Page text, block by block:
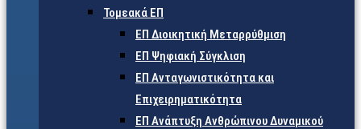
Τομεακά ΕΠ
ΕΠ Διοικητική Μεταρρύθμιση
ΕΠ Ψηφιακή Σύγκλιση
ΕΠ Ανταγωνιστικότητα και
Επιχειρηματικότητα
ΕΠ Ανάπτυξη Ανθρώπινου Δυναμικού